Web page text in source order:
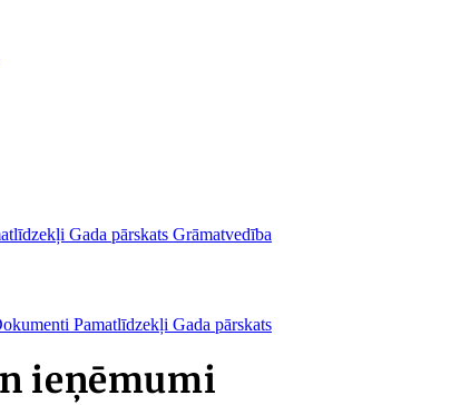
Gada pārskats Grāmatvedība
Pamatlīdzekļi Gada pārskats
ieņēmumi